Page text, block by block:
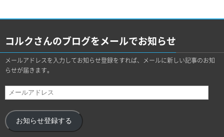
コルクさんのブログをメールでお知らせ
メールアドレスを入力してお知らせ登録をすれば、メールに新しい記事のお知
らせが届きます。
お知らせ登録する